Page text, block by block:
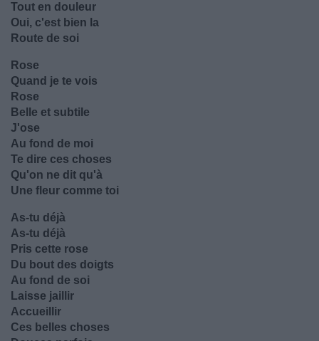
Tout en douleur
Oui, c'est bien la
Route de soi
Rose
Quand je te vois
Rose
Belle et subtile
J'ose
Au fond de moi
Te dire ces choses
Qu'on ne dit qu'à
Une fleur comme toi
As-tu déjà
As-tu déjà
Pris cette rose
Du bout des doigts
Au fond de soi
Laisse jaillir
Accueillir
Ces belles choses